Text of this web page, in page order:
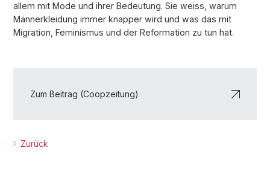
allem mit Mode und ihrer Bedeutung. Sie weiss, warum
Männerkleidung immer knapper wird und was das mit
Migration, Feminismus und der Reformation zu tun hat.
Zum Beitrag (Coopzeitung)
Zurück